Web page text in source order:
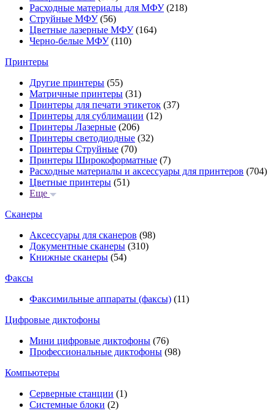
Расходные материалы для МФУ(218)
Струйные МФУ(56)
Цветные лазерные МФУ(164)
Черно-белые МФУ(110)
Принтеры
Другие принтеры (55)
Матричные принтеры (31)
Принтеры для печати этикеток (37)
Принтеры для сублимации (12)
Принтеры Лазерные (206)
Принтеры светодиодные (32)
Принтеры Струйные (70)
Принтеры Широкоформатные (7)
Расходные материалы и аксессуары для принтеров (704)
Цветные принтеры (51)
Еще
Сканеры
Аксессуары для сканеров (98)
Документные сканеры (310)
Книжные сканеры (54)
Факсы
Факсимильные аппараты (факсы) (11)
Цифровые диктофоны
Мини цифровые диктофоны (76)
Профессиональные диктофоны (98)
Компьютеры
Серверные станции (1)
Системные блоки (2)